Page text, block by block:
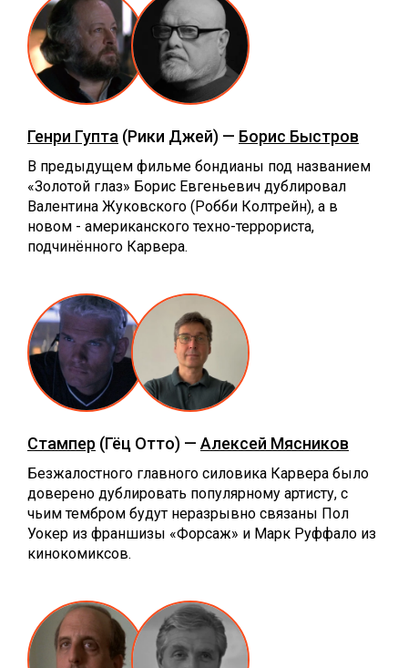
Генри Гупта (Рики Джей) — Борис Быстров
В предыдущем фильме бондианы под названием
«Золотой глаз» Борис Евгеньевич дублировал
Валентина Жуковского (Робби Колтрейн), а в
новом - американского техно-террориста,
подчинённого Карвера.
Стампер (Гёц Отто) — Алексей Мясников
Безжалостного главного силовика Карвера было
доверено дублировать популярному артисту, с
чьим тембром будут неразрывно связаны Пол
Уокер из франшизы «Форсаж» и Марк Руффало из
кинокомиксов.